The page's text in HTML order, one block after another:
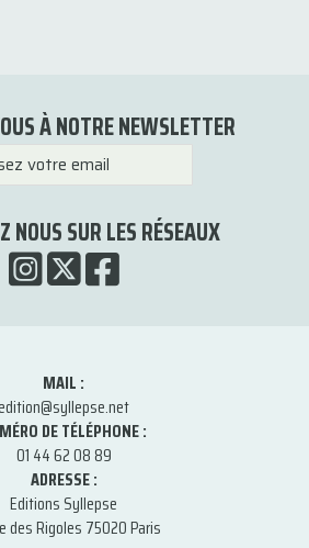
À NOTRE NEWSLETTER
NOUS SUR LES RÉSEAUX
MAIL :
DE TÉLÉPHONE :
01 44 62 08 89
ADRESSE :
Editions Syllepse
des Rigoles 75020 Paris